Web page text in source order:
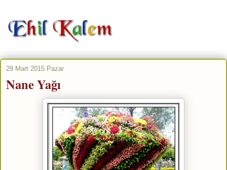
29 Mart 2015 Pazar
Nane Yağı